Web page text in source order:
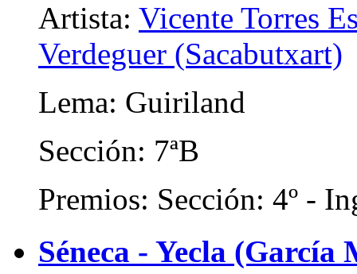
Artista: Vicente Torres
Verdeguer (Sacabutxart)
Lema: Guiriland
Sección: 7ªB
Premios: Sección: 4º -
Séneca - Yecla